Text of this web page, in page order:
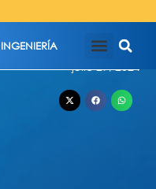
julio 29, 2024